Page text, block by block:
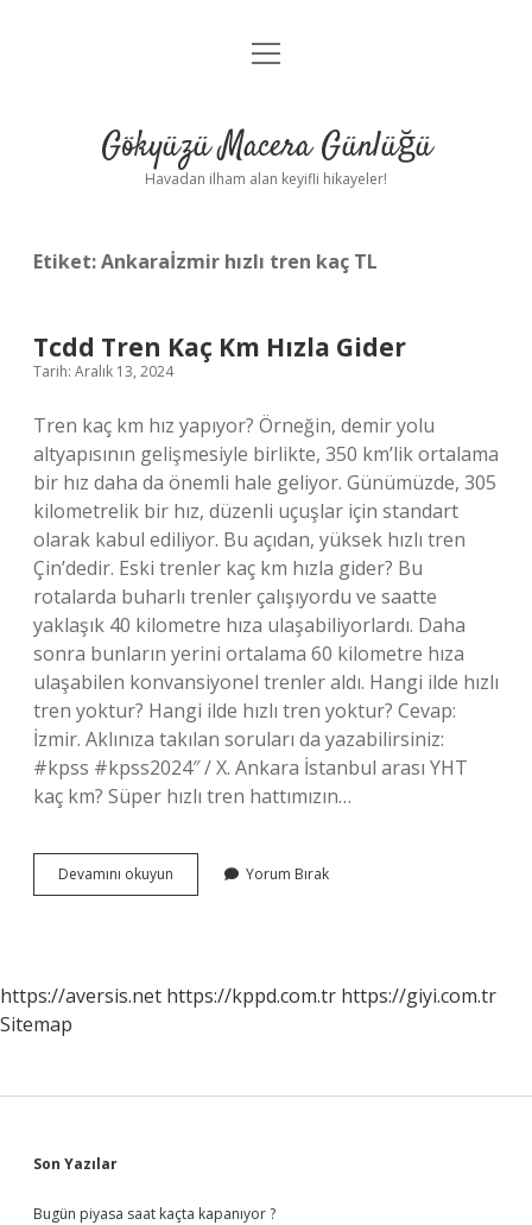
Anasayfa
Yasal Uyarı
menüyü
Gökyüzü Macera Günlüğü
Havadan ilham alan keyifli hikayeler!
Etiket:Ankaraİzmir hızlı tren kaç TL
Tcdd Tren Kaç Km Hızla Gider
Tarih: Aralık 13, 2024
Tren kaç km hız yapıyor? Örneğin, demir yolu
altyapısının gelişmesiyle birlikte, 350 km’lik ortalama
bir hız daha da önemli hale geliyor. Günümüzde, 305
kilometrelik bir hız, düzenli uçuşlar için standart
olarak kabul ediliyor. Bu açıdan, yüksek hızlı tren
Çin’dedir. Eski trenler kaç km hızla gider? Bu
rotalarda buharlı trenler çalışıyordu ve saatte
yaklaşık 40 kilometre hıza ulaşabiliyorlardı. Daha
sonra bunların yerini ortalama 60 kilometre hıza
ulaşabilen konvansiyonel trenler aldı. Hangi ilde hızlı
tren yoktur? Hangi ilde hızlı tren yoktur? Cevap:
İzmir. Aklınıza takılan soruları da yazabilirsiniz:
#kpss #kpss2024″ / X. Ankara İstanbul arası YHT
kaç km? Süper hızlı tren hattımızın…
Devamını okuyun
Tren
Yorum Bırak
https://aversis.net https://kppd.com.tr https://giyi.com.tr
Sitemap
Sidebar
Son Yazılar
Bugün piyasa saat kaçta kapanıyor ?